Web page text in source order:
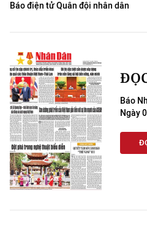
Báo điện tử Quân đội nhân dân
Báo
Ngày